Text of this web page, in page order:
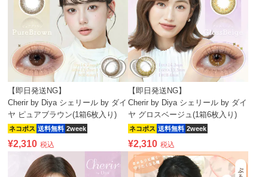
【即日発送NG】
Cherir by Diya シェリール by ダイ
ヤ ピュアブラウン(1箱6枚入り)
ネコポス 送料無料 2week
¥2,310 税込
【即日発送NG】
Cherir by Diya シェリール by ダイ
ヤ グロスベージュ(1箱6枚入り)
ネコポス 送料無料 2week
¥2,310 税込